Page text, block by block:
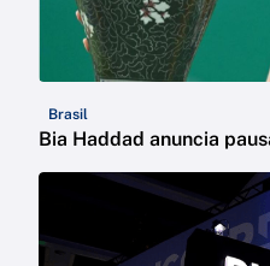
Brasil
Bia Haddad anuncia